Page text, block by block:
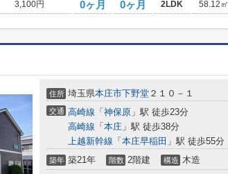
3,100円 0ヶ月 0ヶ月 2LDK 58.12㎡
住所 埼玉県本庄市下野堂 ２１０－１
交通 高崎線 「 神保原 」駅 徒歩23分
高崎線 「 本庄 」駅 徒歩38分
上越新幹線 「 本庄早稲田 」駅 徒歩55分
築年 築21年 階数 2階建 構造 木造